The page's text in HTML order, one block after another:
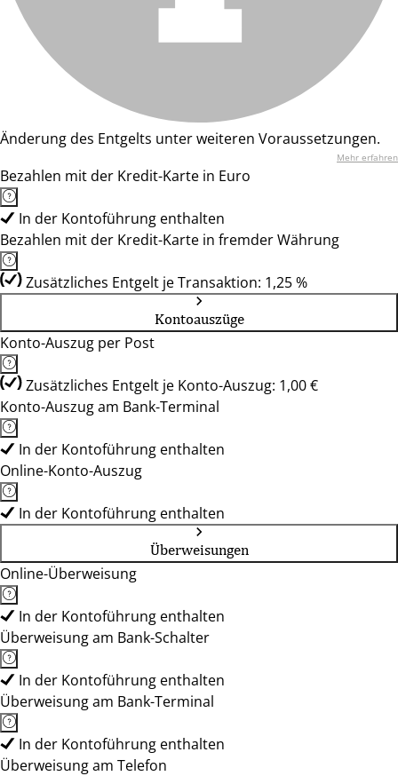
Änderung des Entgelts unter weiteren Voraussetzungen.
Mehr erfahren
Bezahlen mit der Kredit-Karte in Euro
In der Kontoführung enthalten
Bezahlen mit der Kredit-Karte in fremder Währung
Zusätzliches Entgelt je Transaktion: 1,25 %
Kontoauszüge
Konto-Auszug per Post
Zusätzliches Entgelt je Konto-Auszug: 1,00 €
Konto-Auszug am Bank-Terminal
In der Kontoführung enthalten
Online-Konto-Auszug
In der Kontoführung enthalten
Überweisungen
Online-Überweisung
In der Kontoführung enthalten
Überweisung am Bank-Schalter
In der Kontoführung enthalten
Überweisung am Bank-Terminal
In der Kontoführung enthalten
Überweisung am Telefon